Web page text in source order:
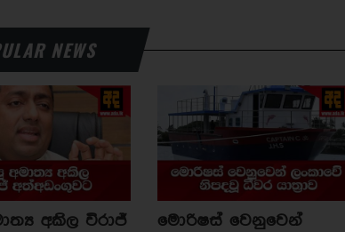
NEWS
අකිල විරාජ්
මොරිෂස් වෙනුවෙන්